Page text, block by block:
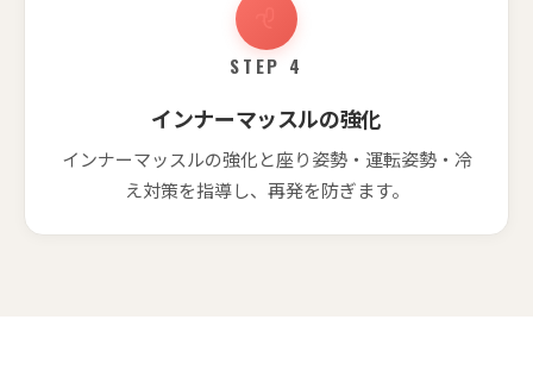
STEP 4
インナーマッスルの強化
インナーマッスルの強化と座り姿勢・運転姿勢・冷
え対策を指導し、再発を防ぎます。